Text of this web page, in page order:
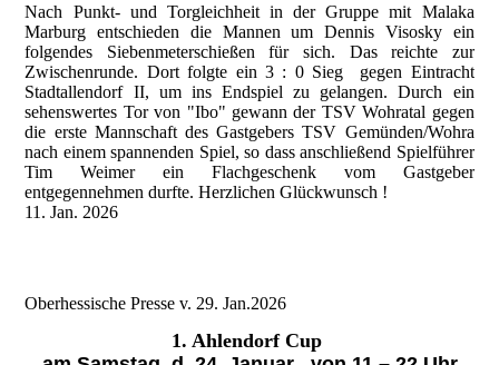
Nach Punkt- und Torgleichheit in der Gruppe mit Malaka
Marburg entschieden die Mannen um Dennis Visosky ein
folgendes Siebenmeterschießen für sich. Das reichte zur
Zwischenrunde. Dort folgte ein 3 : 0 Sieg gegen Eintracht
Stadtallendorf II, um ins Endspiel zu gelangen. Durch ein
sehenswertes Tor von "Ibo" gewann der TSV Wohratal gegen
die erste Mannschaft des Gastgebers TSV Gemünden/Wohra
nach einem spannenden Spiel, so dass anschließend Spielführer
Tim Weimer ein Flachgeschenk vom Gastgeber
entgegennehmen durfte. Herzlichen Glückwunsch !
11. Jan. 2026
Oberhessische Presse v. 29. Jan.2026
1. Ahlendorf Cup